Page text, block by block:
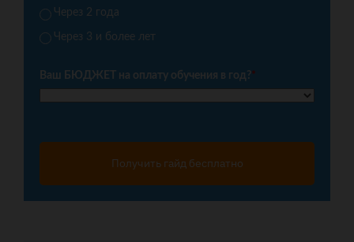
Через 2 года
Через 3 и более лет
Ваш БЮДЖЕТ на оплату обучения в год?*
Получить гайд бесплатно